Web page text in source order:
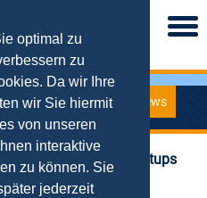
optimal zu
zu
Da wir Ihre
wir Sie hiermit
von unseren
interaktive
zu können. Sie
jederzeit
News
TV-Format für Startups